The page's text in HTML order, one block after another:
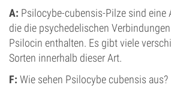
A: Psilocybe-cubensis-Pilze sind eine
die die psychedelischen
Psilocin enthalten. Es gibt viele
Sorten innerhalb dieser Art.
F: Wie sehen Psilocybe cubensis aus?